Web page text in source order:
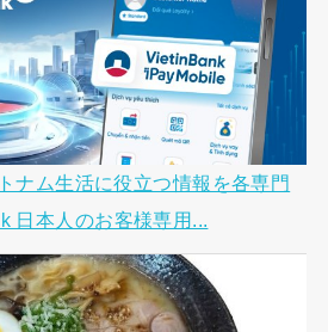
ナム生活に役立つ情報を各専門
日本人のお客様専用...